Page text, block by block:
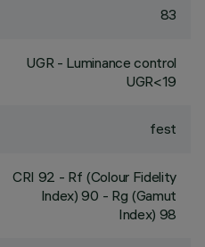
83
UGR - Luminance control
UGR<19
fest
CRI 92 - Rf (Colour Fidelity
Index) 90 - Rg (Gamut
Index) 98